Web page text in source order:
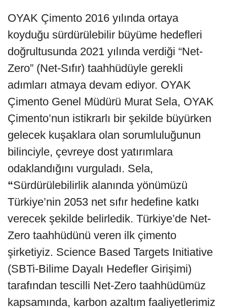
OYAK Çimento 2016 yılında ortaya
koyduğu sürdürülebilir büyüme hedefleri
doğrultusunda 2021 yılında verdiği “Net-
Zero” (Net-Sıfır) taahhüdüyle gerekli
adımları atmaya devam ediyor. OYAK
Çimento Genel Müdürü Murat Sela, OYAK
Çimento’nun istikrarlı bir şekilde büyürken
gelecek kuşaklara olan sorumluluğunun
bilinciyle, çevreye dost yatırımlara
odaklandığını vurguladı. Sela,
“Sürdürülebilirlik alanında yönümüzü
Türkiye’nin 2053 net sıfır hedefine katkı
verecek şekilde belirledik. Türkiye’de Net-
Zero taahhüdünü veren ilk çimento
şirketiyiz. Science Based Targets Initiative
(SBTi-Bilime Dayalı Hedefler Girişimi)
tarafından tescilli Net-Zero taahhüdümüz
kapsamında, karbon azaltım faaliyetlerimiz